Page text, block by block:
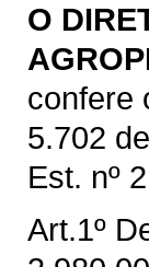
O
confere
5.702
Est. nº
Art.1º